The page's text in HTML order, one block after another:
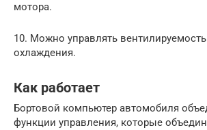
мотора.
10. Можно управлять
охлаждения.
Как работает
Бортовой компьютер автомобиля
функции управления, которые